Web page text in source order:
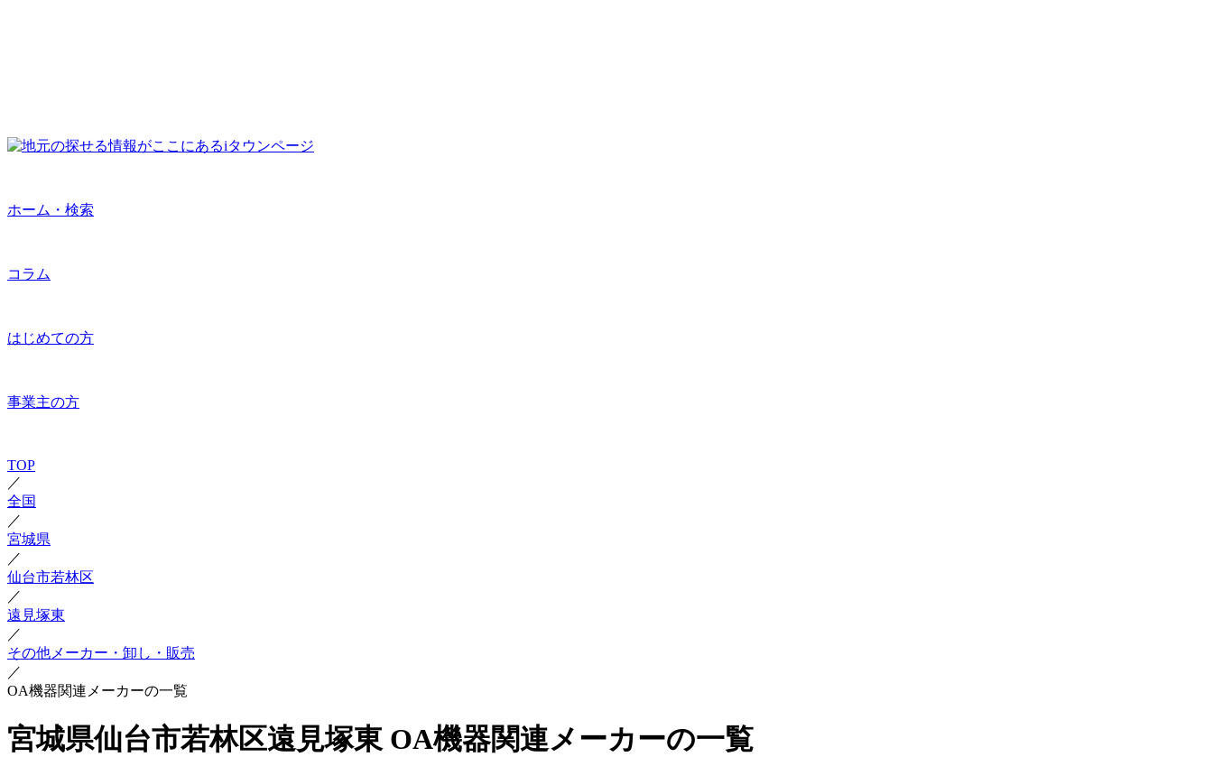
ホーム・検索
コラム
はじめての方
事業主の方
TOP
／
全国
／
宮城県
／
仙台市若林区
／
遠見塚東
／
その他メーカー・卸し・販売
／
OA機器関連メーカーの一覧
宮城県仙台市若林区遠見塚東 OA機器関連メーカーの一覧